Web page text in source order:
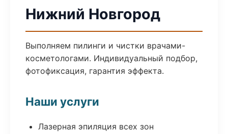
Нижний Новгород
Выполняем пилинги и чистки врачами-
косметологами. Индивидуальный подбор,
фотофиксация, гарантия эффекта.
Наши услуги
Лазерная эпиляция всех зон